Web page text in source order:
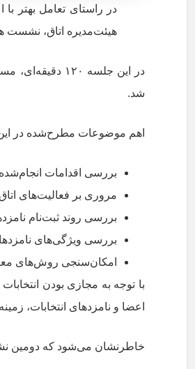
در راستای تعامل بهتر
هیئت‌مدیره اتاق، نشست هم‌اندیشی با اعضا
در این جلسه
شد.
اهم موضوعات مطرح‌شده در
بررسی اقدامات
مروری بر فعالیت‌های
بررسی روند ثبت‌نام
بررسی ویژگی‌های
امکان‌سنجی روش‌های
با توجه به مجازی بودن
اعضا و نامزدهای انتخابات،
خاطرنشان می‌شود که دومین نشست